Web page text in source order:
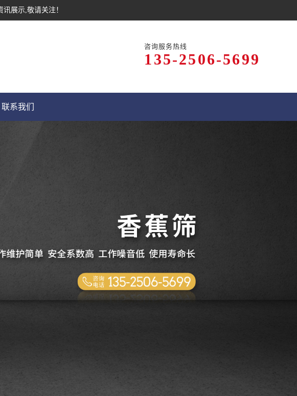
展示,敬请关注！
咨询服务热线
135-2506-5699
联系我们